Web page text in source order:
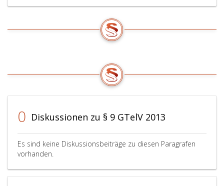
0 Diskussionen zu § 9 GTelV 2013
Es sind keine Diskussionsbeiträge zu diesen Paragrafen
vorhanden.